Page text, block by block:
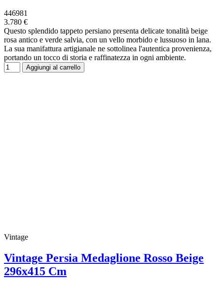
446981
3.780 €
Questo splendido tappeto persiano presenta delicate tonalità beige
rosa antico e verde salvia, con un vello morbido e lussuoso in lana.
La sua manifattura artigianale ne sottolinea l'autentica provenienza,
portando un tocco di storia e raffinatezza in ogni ambiente.
Aggiungi al carrello
Vintage
Vintage Persia Medaglione Rosso Beige
296x415 Cm